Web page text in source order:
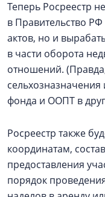
Теперь Росреестр
в Правительство
актов, но и
в части оборота
отношений.
фонда и ООПТ в
Росреестр также
координатам,
предоставления
порядок